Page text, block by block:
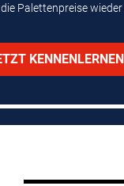
Palettenpreise wieder
KENNENLERNEN